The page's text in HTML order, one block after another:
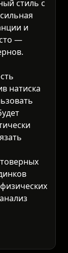
стиль с
и
—
натиска
бой на